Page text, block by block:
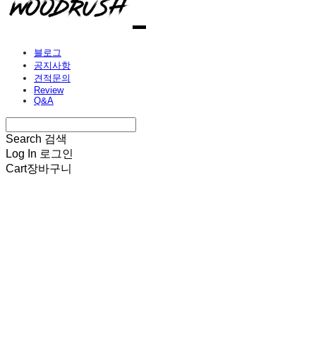
블로그
공지사항
견적문의
Review
Q&A
Search 검색
Log In 로그인
Cart장바구니